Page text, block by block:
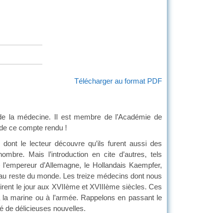
Télécharger au format PDF
la médecine. Il est membre de l’Académie de
ce compte rendu !
le lecteur découvre qu’ils furent aussi des
Mais l’introduction en cite d’autres, tels
d’Allemagne, le Hollandais Kaempfer,
reste du monde. Les treize médecins dont nous
le jour aux XVIIème et XVIIIème siècles. Ces
marine ou à l’armée. Rappelons en passant le
de délicieuses nouvelles.